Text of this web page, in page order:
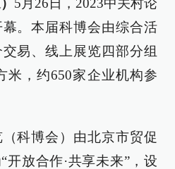
5月26日，2023中关村论
。本届科博会由综合活
易、线上展览四部分组
米，约650家企业机构参
科博会）由北京市贸促
开放合作·共享未来”，设